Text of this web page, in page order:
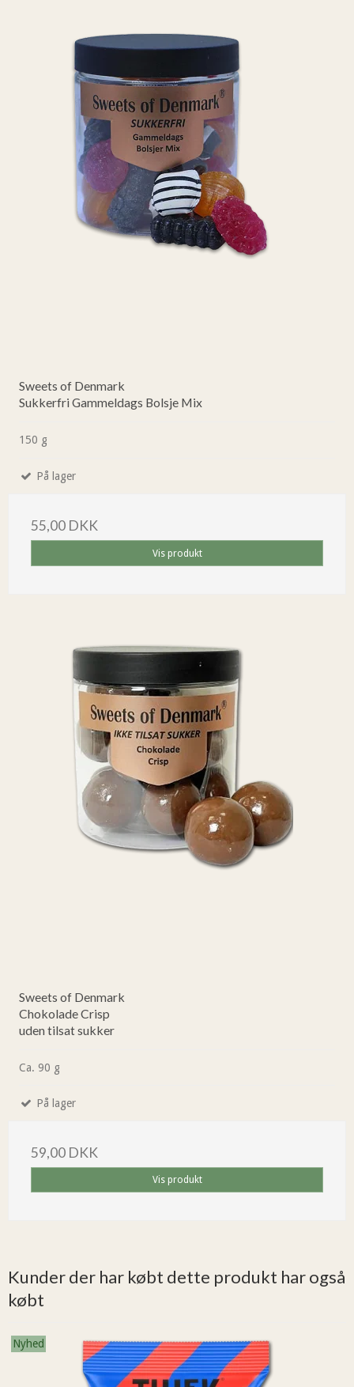
Sweets of Denmark
Sukkerfri Gammeldags Bolsje Mix
150 g
På lager
55,00 DKK
Vis produkt
Sweets of Denmark
Chokolade Crisp
uden tilsat sukker
Ca. 90 g
På lager
59,00 DKK
Vis produkt
Kunder der har købt dette produkt har også
købt
Nyhed